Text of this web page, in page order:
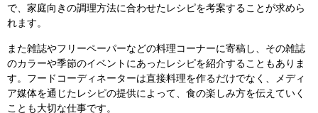
で、家庭向きの調理方法に合わせたレシピを考案することが求めら
れます。
また雑誌やフリーペーパーなどの料理コーナーに寄稿し、その雑誌
のカラーや季節のイベントにあったレシピを紹介することもありま
す。フードコーディネーターは直接料理を作るだけでなく、メディ
ア媒体を通じたレシピの提供によって、食の楽しみ方を伝えていく
ことも大切な仕事です。